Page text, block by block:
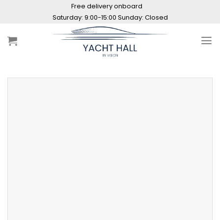
Saturday: 9:00-15:00 Sunday: Closed
Free delivery onboard